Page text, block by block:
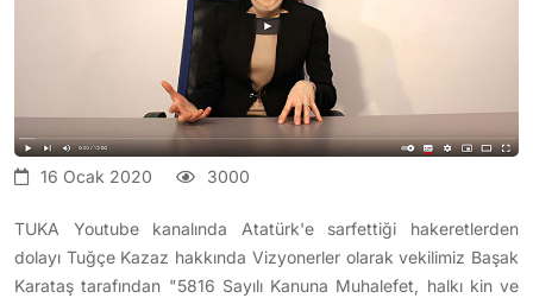
16 Ocak 2020 3000
TUKA Youtube kanalında Atatürk'e sarfettiği hakeretlerden
dolayı Tuğçe Kazaz hakkında Vizyonerler olarak vekilimiz Başak
Karataş tarafından "5816 Sayılı Kanuna Muhalefet, halkı kin ve